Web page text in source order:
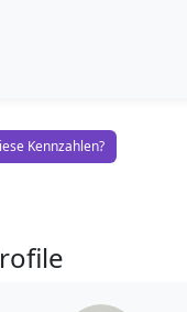
Kennzahlen?